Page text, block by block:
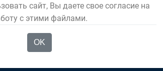
сайт, Вы даете свое согласие на
с этими файлами.
OK